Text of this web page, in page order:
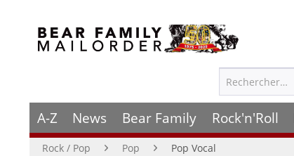
A-Z News Bear Family Rock'n'Roll
Rock / Pop Pop Pop Vocal